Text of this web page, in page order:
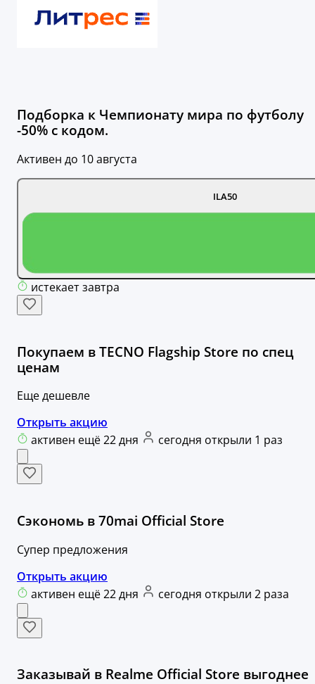
Подборка к Чемпионату мира по футболу
-50% с кодом.
Активен до 10 августа
ILA50
истекает завтра
Покупаем в TECNO Flagship Store по спец
ценам
Еще дешевле
Открыть акцию
активен ещё 22 дня
сегодня открыли 1 раз
Сэкономь в 70mai Official Store
Супер предложения
Открыть акцию
активен ещё 22 дня
сегодня открыли 2 раза
Заказывай в Realme Official Store выгоднее